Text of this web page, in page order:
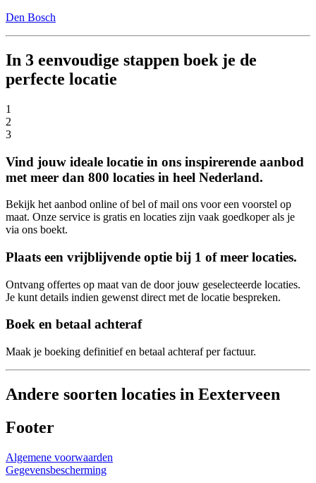
Den Bosch
In 3 eenvoudige stappen boek je de
perfecte locatie
1
2
3
Vind jouw ideale locatie in ons inspirerende aanbod
met meer dan 800 locaties in heel Nederland.
Bekijk het aanbod online of bel of mail ons voor een voorstel op
maat. Onze service is gratis en locaties zijn vaak goedkoper als je
via ons boekt.
Plaats een vrijblijvende optie bij 1 of meer locaties.
Ontvang offertes op maat van de door jouw geselecteerde locaties.
Je kunt details indien gewenst direct met de locatie bespreken.
Boek en betaal achteraf
Maak je boeking definitief en betaal achteraf per factuur.
Andere soorten locaties in Eexterveen
Footer
Algemene voorwaarden
Gegevensbescherming